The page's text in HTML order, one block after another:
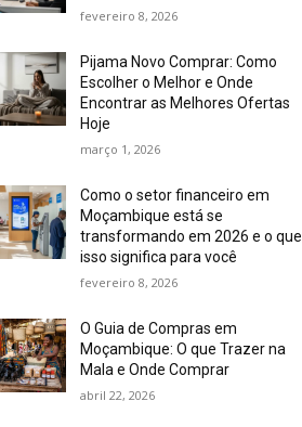
fevereiro 8, 2026
Pijama Novo Comprar: Como
Escolher o Melhor e Onde
Encontrar as Melhores Ofertas
Hoje
março 1, 2026
Como o setor financeiro em
Moçambique está se
transformando em 2026 e o que
isso significa para você
fevereiro 8, 2026
O Guia de Compras em
Moçambique: O que Trazer na
Mala e Onde Comprar
abril 22, 2026